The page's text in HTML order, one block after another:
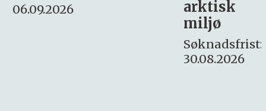
Søknadsfrist:
16. august.